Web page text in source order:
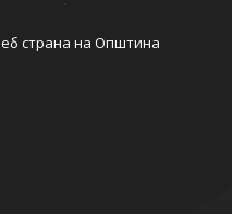
страна на Општина